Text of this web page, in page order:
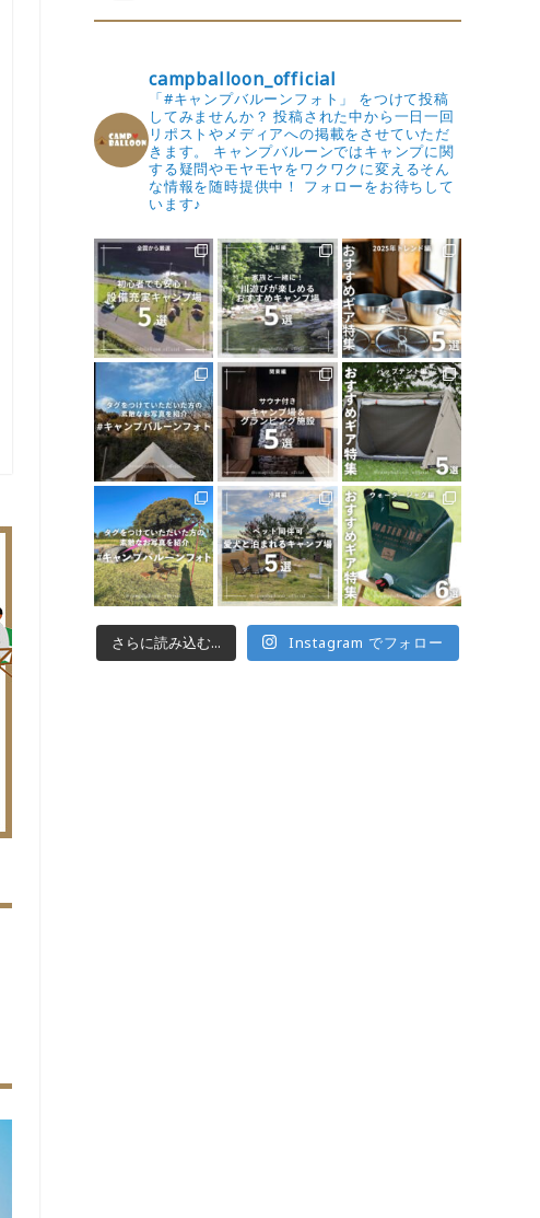
campballoon_official
「#キャンプバルーンフォト」 をつけて投稿
してみませんか？ 投稿された中から一日一回
リポストやメディアへの掲載をさせていただ
きます。
キャンプバルーンではキャンプに関
する疑問やモヤモヤをワクワクに変えるそん
な情報を随時提供中！
フォローをお待ちして
います♪
さらに読み込む... Instagram でフォロー